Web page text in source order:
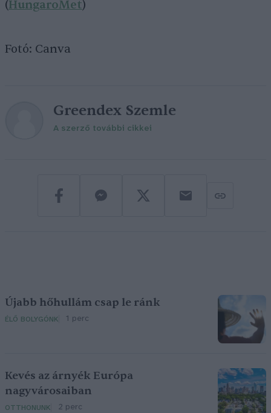
(HungaroMet)
Fotó: Canva
Greendex Szemle
A szerző további cikkei
Újabb hőhullám csap le ránk
ÉLŐ BOLYGÓNK 1 perc
Kevés az árnyék Európa
nagyvárosaiban
OTTHONUNK 2 perc